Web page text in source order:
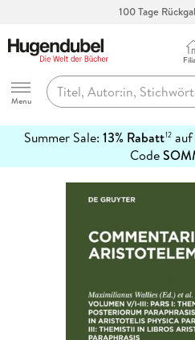
100 Tage
Hugendubel
Menu
Summer Sale: 13% Rabatt12auf
Code
erfahren